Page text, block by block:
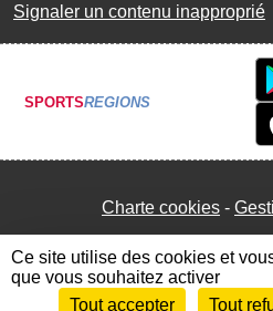
Signaler un contenu inapproprié
SPORTSREGIONS
Charte cookies
Envie de participer ?
Ce site utilise des cookies et
que vous souhaitez activer
Tout accepter
Tout